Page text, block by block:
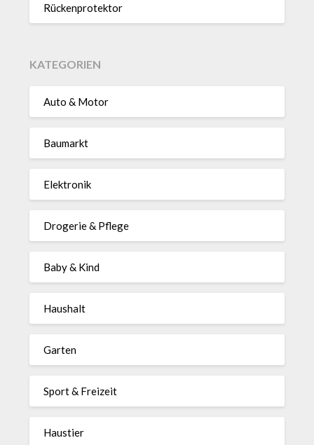
Rücken­pro­tektor
KATEGORIEN
Auto & Motor
Baumarkt
Elektronik
Drogerie & Pflege
Baby & Kind
Haushalt
Garten
Sport & Freizeit
Haustier